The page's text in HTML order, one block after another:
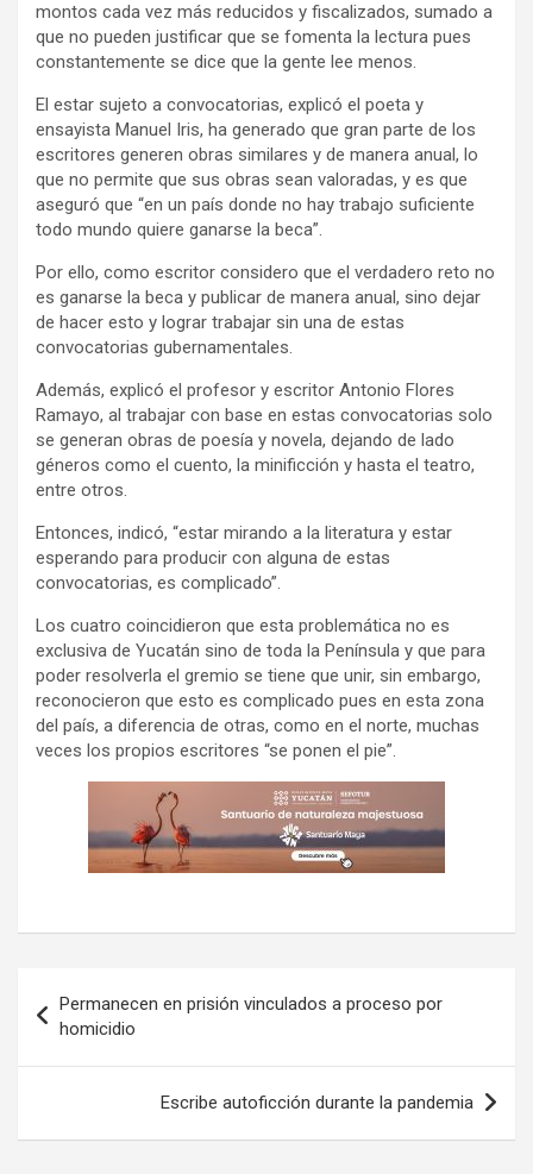
montos cada vez más reducidos y fiscalizados, sumado a
que no pueden justificar que se fomenta la lectura pues
constantemente se dice que la gente lee menos.
El estar sujeto a convocatorias, explicó el poeta y
ensayista Manuel Iris, ha generado que gran parte de los
escritores generen obras similares y de manera anual, lo
que no permite que sus obras sean valoradas, y es que
aseguró que “en un país donde no hay trabajo suficiente
todo mundo quiere ganarse la beca”.
Por ello, como escritor considero que el verdadero reto no
es ganarse la beca y publicar de manera anual, sino dejar
de hacer esto y lograr trabajar sin una de estas
convocatorias gubernamentales.
Además, explicó el profesor y escritor Antonio Flores
Ramayo, al trabajar con base en estas convocatorias solo
se generan obras de poesía y novela, dejando de lado
géneros como el cuento, la minificción y hasta el teatro,
entre otros.
Entonces, indicó, “estar mirando a la literatura y estar
esperando para producir con alguna de estas
convocatorias, es complicado”.
Los cuatro coincidieron que esta problemática no es
exclusiva de Yucatán sino de toda la Península y que para
poder resolverla el gremio se tiene que unir, sin embargo,
reconocieron que esto es complicado pues en esta zona
del país, a diferencia de otras, como en el norte, muchas
veces los propios escritores “se ponen el pie”.
de
entradas
Permanecen en prisión vinculados a proceso por
homicidio
Escribe autoficción durante la pandemia